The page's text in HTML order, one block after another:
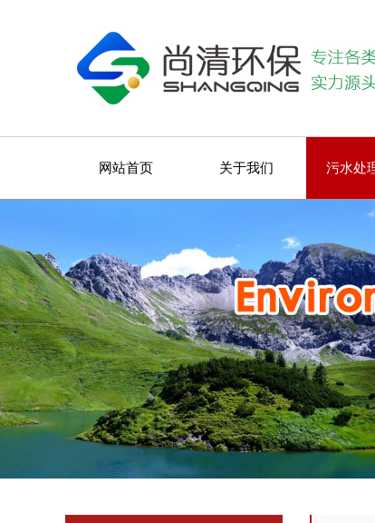
网站首页 关于我们 污水处